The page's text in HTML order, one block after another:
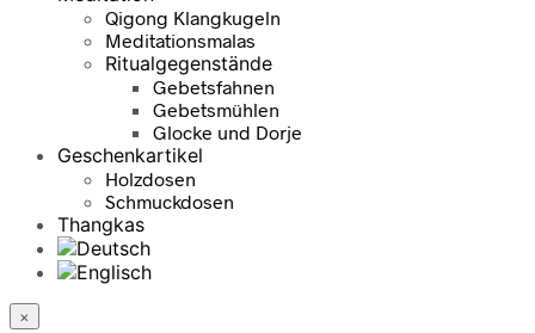
Qigong Klangkugeln
Meditationsmalas
Ritualgegenstände
Gebetsfahnen
Gebetsmühlen
Glocke und Dorje
Geschenkartikel
Holzdosen
Schmuckdosen
Thangkas
×